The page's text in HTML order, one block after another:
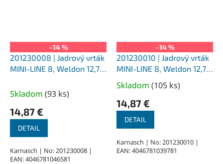
–14 %
201230008 | Jadrový vrták
MINI-LINE 8, Weldon 12,7,
Skladom (93 ks)
14,87 €
DETAIL
Karnasch | No: 201230008 |
EAN: 4046781046581
–14 %
201230010 | Jadrový vrták
MINI-LINE 8, Weldon 12,7,
Priemerné
hodnotenie
produktu
5,0
z
5
Skladom (105 ks)
14,87 €
DETAIL
Karnasch | No: 201230010 |
EAN: 4046781039781